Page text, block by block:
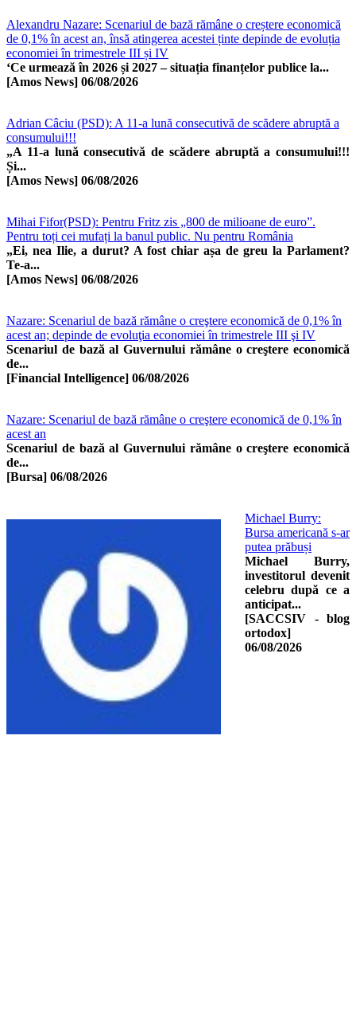
Alexandru Nazare: Scenariul de bază rămâne o creștere economică
de 0,1% în acest an, însă atingerea acestei ținte depinde de evoluția
economiei în trimestrele III și IV
‘Ce urmează în 2026 și 2027 – situația finanțelor publice la...
[Amos News] 06/08/2026
Adrian Câciu (PSD): A 11-a lună consecutivă de scădere abruptă a
consumului!!!
„A 11-a lună consecutivă de scădere abruptă a consumului!!!
Și...
[Amos News] 06/08/2026
Mihai Fifor(PSD): Pentru Fritz zis „800 de milioane de euro”.
Pentru toți cei mufați la banul public. Nu pentru România
„Ei, nea Ilie, a durut? A fost chiar așa de greu la Parlament?
Te-a...
[Amos News] 06/08/2026
Nazare: Scenariul de bază rămâne o creştere economică de 0,1% în
acest an; depinde de evoluţia economiei în trimestrele III şi IV
Scenariul de bază al Guvernului rămâne o creştere economică
de...
[Financial Intelligence] 06/08/2026
Nazare: Scenariul de bază rămâne o creştere economică de 0,1% în
acest an
Scenariul de bază al Guvernului rămâne o creştere economică
de...
[Bursa] 06/08/2026
Michael Burry:
Bursa americană s-ar
putea prăbuși
Michael Burry,
investitorul devenit
celebru după ce a
anticipat...
[SACCSIV - blog
ortodox]
06/08/2026